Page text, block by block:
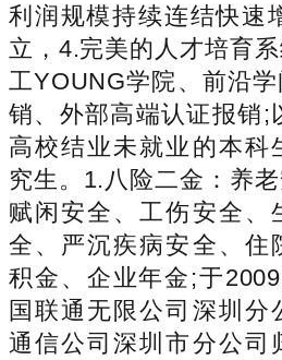
利润规模持续连结快速
立，4.完美的人才培育
工YOUNG学院、前沿
销、外部高端认证报销;
高校结业未就业的本科
究生。1.八险二金：养老
赋闲安全、工伤安全、
全、严沉疾病安全、住
积金、企业年金;于
国联通无限公司深圳分
通信公司深圳市分公司